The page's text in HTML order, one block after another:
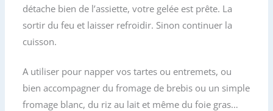
détache bien de l’assiette, votre gelée est prête. La
sortir du feu et laisser refroidir. Sinon continuer la
cuisson.
A utiliser pour napper vos tartes ou entremets, ou
bien accompagner du fromage de brebis ou un simple
fromage blanc, du riz au lait et même du foie gras…